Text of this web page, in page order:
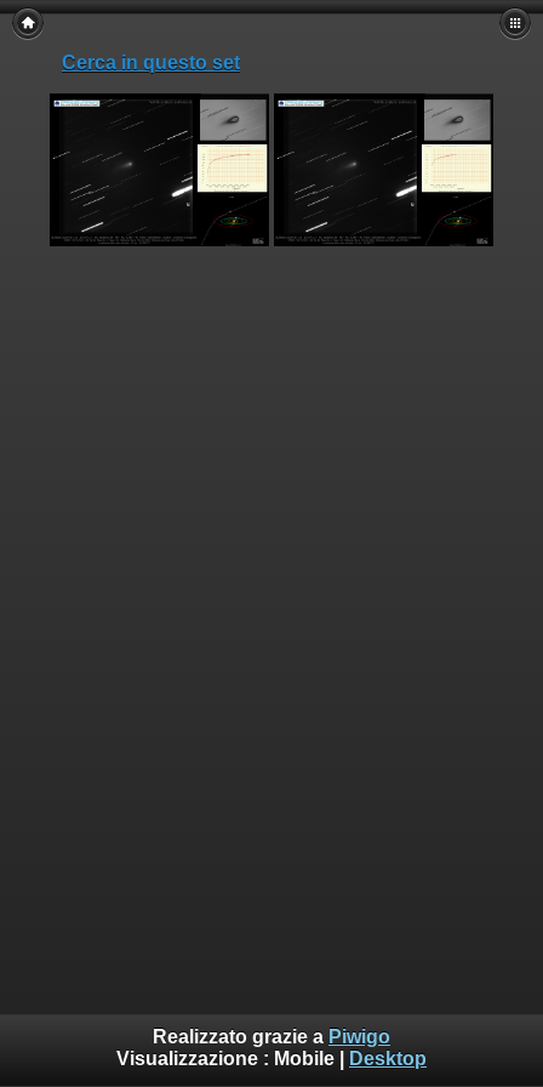
Cerca in questo set
Realizzato grazie a Piwigo
Visualizzazione : Mobile Desktop